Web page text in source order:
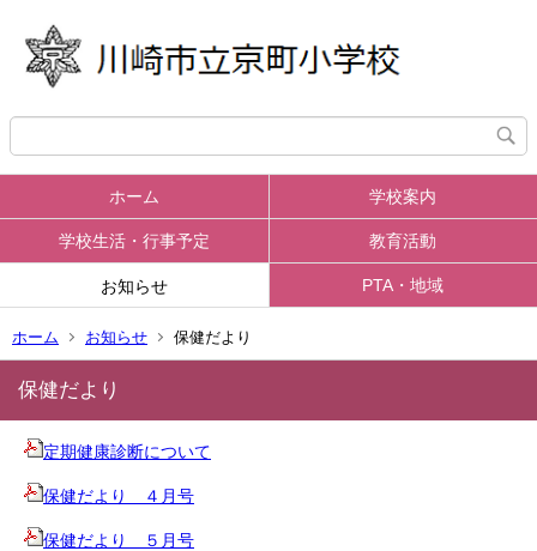
ホーム 学校案内
学校生活・行事予定 教育活動
お知らせ PTA・地域
ホーム お知らせ 保健だより
保健だより
定期健康診断について
保健だより ４月号
保健だより ５月号